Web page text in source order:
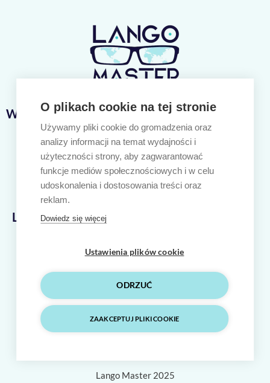
Lango Master
80-809 Gdańsk
hello@langomaster.pl
Ważne linki
Nasze kursy
Język angielski
Język niemiecki
Polityka prywatności
Lango Master 2025
F
c
e
I
s
t
Y
u
t
O plikach cookie na tej stronie
Używamy pliki cookie do gromadzenia oraz
analizy informacji na temat wydajności i
użyteczności strony, aby zagwarantować
funkcje mediów społecznościowych i w celu
udoskonalenia i dostosowania treści oraz
reklam.
Dowiedz się więcej
Ustawienia plików cookie
ODRZUĆ
ZAAKCEPTUJ PLIKI COOKIE